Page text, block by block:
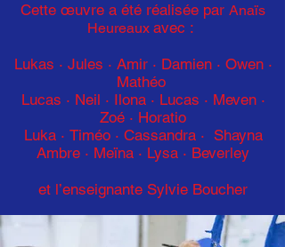
Cette œuvre a été réalisée par Anaïs
Heureaux avec :
Lukas · Jules · Amir · Damien · Owen ·
Mathéo
Lucas · Neil · Ilona · Lucas · Meven ·
Zoé · Horatio
Luka · Timéo · Cassandra · Shayna
Ambre · Meïna · Lysa · Beverley
et l’enseignante Sylvie Boucher